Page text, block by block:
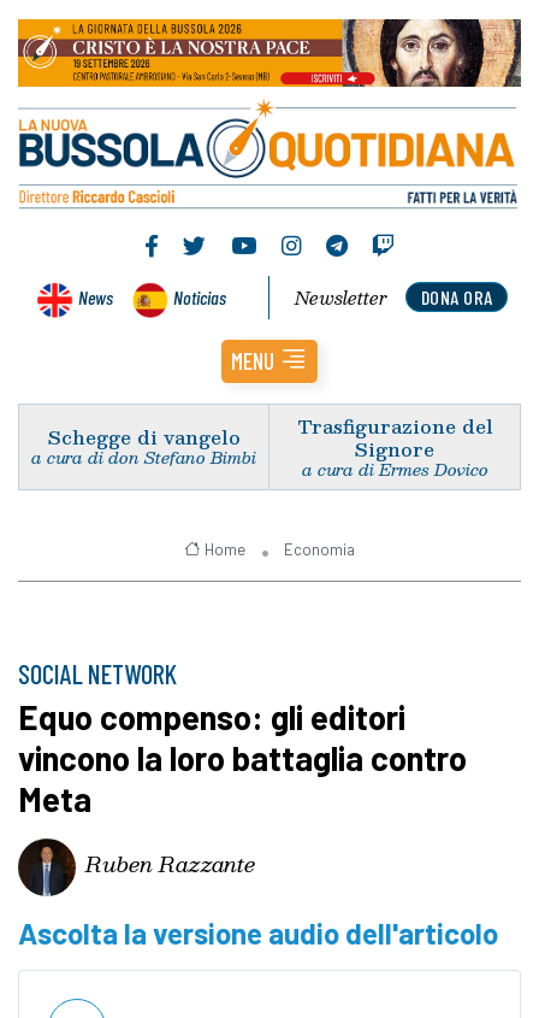
News Noticias DONA ORA
Newsletter
MENU
Schegge di vangelo
a cura di don Stefano Bimbi
Trasfigurazione del
Signore
a cura di Ermes Dovico
Home Economia
SOCIAL NETWORK
Equo compenso: gli editori
vincono la loro battaglia contro
Meta
Ruben Razzante
Ascolta la versione audio dell'articolo